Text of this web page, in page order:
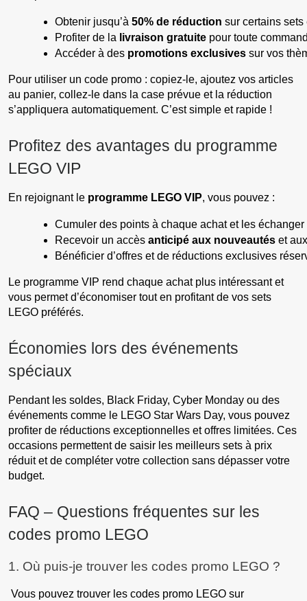
Obtenir jusqu’à 50% de réduction sur certains
Profiter de la livraison gratuite pour toute
Accéder à des promotions exclusives sur vos
Pour utiliser un code promo : copiez-le, ajoutez vos articles
au panier, collez-le dans la case prévue et la réduction
s’appliquera automatiquement. C’est simple et rapide !
Profitez des avantages du programme
LEGO VIP
En rejoignant le programme LEGO VIP, vous pouvez :
Cumuler des points à chaque achat et les
Recevoir un accès anticipé aux nouveautés et
Bénéficier d’offres et de réductions exclusives
Le programme VIP rend chaque achat plus intéressant et
vous permet d’économiser tout en profitant de vos sets
LEGO préférés.
Économies lors des événements
spéciaux
Pendant les soldes, Black Friday, Cyber Monday ou des
événements comme le LEGO Star Wars Day, vous pouvez
profiter de réductions exceptionnelles et offres limitées. Ces
occasions permettent de saisir les meilleurs sets à prix
réduit et de compléter votre collection sans dépasser votre
budget.
FAQ – Questions fréquentes sur les
codes promo LEGO
1. Où puis-je trouver les codes promo LEGO ?
Vous pouvez trouver les codes promo LEGO sur